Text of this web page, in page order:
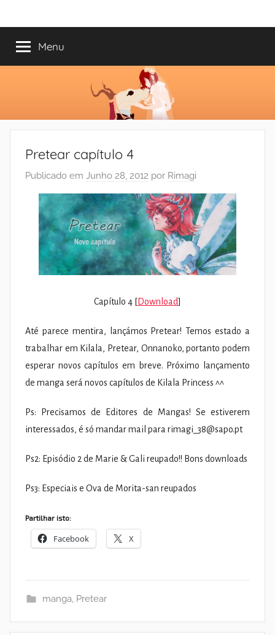
paraMundo
do
anos
a
romances
Menu
Pretear capítulo 4
Publicado em Junho 28, 2012 por Rimagi
Capítulo 4 [Download]
Até parece mentira, lançámos Pretear! Temos estado a
trabalhar em Kilala, Pretear, Onnanoko, portanto podem
esperar novos capítulos em breve. Próximo lançamento
de manga será novos capítulos de Kilala Princess ^^
Ps: Precisamos de Editores de Mangas! Se estiverem
interessados, é só mandar mail para rimagi_38@sapo.pt
Ps2: Episódio 2 de Marie & Gali reupado!! Bons downloads
Ps3: Especiais e Ova de Morita-san reupados
Partilhar isto:
Facebook X
manga, Pretear